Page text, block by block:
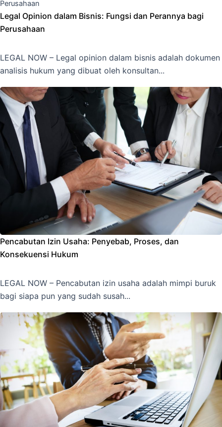
Legal Opinion dalam Bisnis: Fungsi dan Perannya bagi
Perusahaan
LEGAL NOW – Legal opinion dalam bisnis adalah dokumen
analisis hukum yang dibuat oleh konsultan...
Pencabutan Izin Usaha: Penyebab, Proses, dan
Konsekuensi Hukum
LEGAL NOW – Pencabutan izin usaha adalah mimpi buruk
bagi siapa pun yang sudah susah...